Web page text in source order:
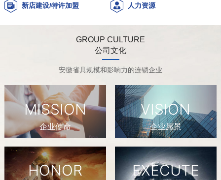
新店建设/特许加盟 人力资源
GROUP CULTURE
公司文化
安徽省具规模和影响力的连锁企业
MISSION
企业使命
VISION
企业愿景
HONOR EXECUTE